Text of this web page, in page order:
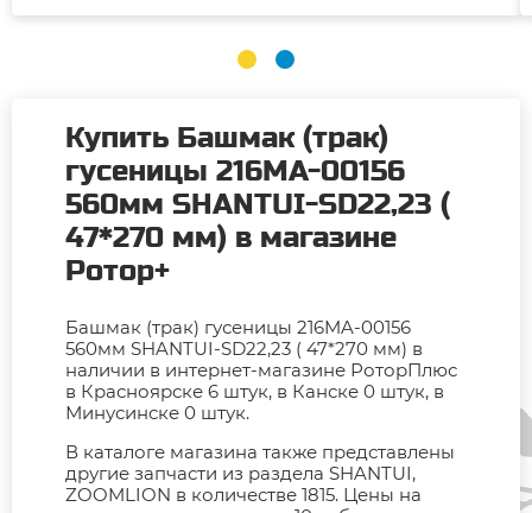
Купить Башмак (трак)
гусеницы 216MA-00156
560мм SHANTUI-SD22,23 (
47*270 мм) в магазине
Ротор+
Башмак (трак) гусеницы 216MA-00156
560мм SHANTUI-SD22,23 ( 47*270 мм) в
наличии в интернет-магазине РоторПлюс
в Красноярске 6 штук, в Канске 0 штук, в
Минусинске 0 штук.
В каталоге магазина также представлены
другие запчасти из раздела SHANTUI,
ZOOMLION в количестве 1815. Цены на